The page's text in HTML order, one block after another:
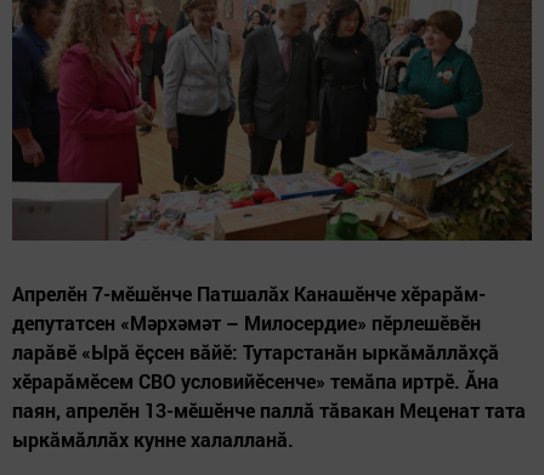
Апрелӗн 7-мӗшӗнче Патшалăх Канашӗнче хӗрарăм-
депутатсен «Мәрхәмәт – Милосердие» пӗрлешӗвӗн
ларăвӗ «Ырă ӗçсен вăйӗ: Тутарстанăн ыркăмăллăхçă
хӗрарăмӗсем СВО условийӗсенче» темăпа иртрӗ. Ăна
паян, апрелӗн 13-мӗшӗнче паллă тăвакан Меценат тата
ыркăмăллăх кунне халалланă.